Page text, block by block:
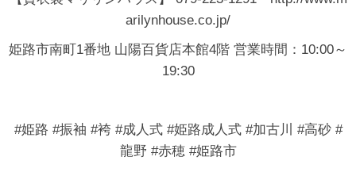
arilynhouse.co.jp/
姫路市南町1番地 山陽百貨店本館4階 営業時間：10:00～
19:30
#姫路 #振袖 #袴 #成人式 #姫路成人式 #加古川 #高砂 #
龍野 #赤穂 #姫路市